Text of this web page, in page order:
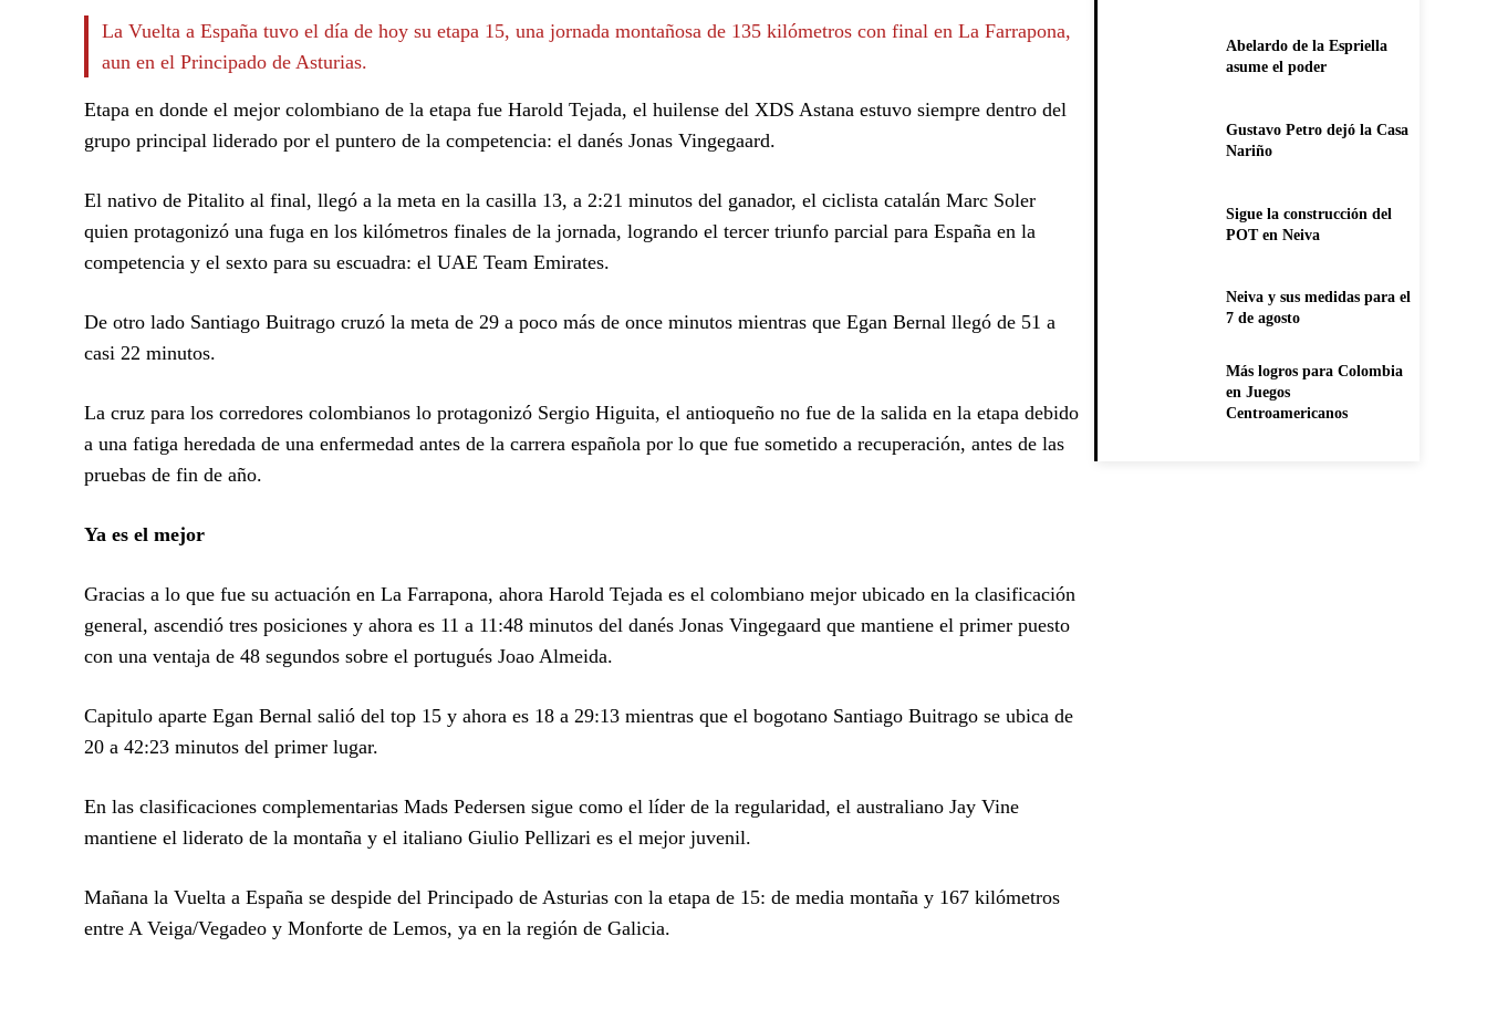
La Vuelta a España tuvo el día de hoy su etapa 15, una jornada montañosa de 135 kilómetros con final en La Farrapona,
aun en el Principado de Asturias.
Etapa en donde el mejor colombiano de la etapa fue Harold Tejada, el huilense del XDS Astana estuvo siempre dentro del
grupo principal liderado por el puntero de la competencia: el danés Jonas Vingegaard.
El nativo de Pitalito al final, llegó a la meta en la casilla 13, a 2:21 minutos del ganador, el ciclista catalán Marc Soler
quien protagonizó una fuga en los kilómetros finales de la jornada, logrando el tercer triunfo parcial para España en la
competencia y el sexto para su escuadra: el UAE Team Emirates.
De otro lado Santiago Buitrago cruzó la meta de 29 a poco más de once minutos mientras que Egan Bernal llegó de 51 a
casi 22 minutos.
La cruz para los corredores colombianos lo protagonizó Sergio Higuita, el antioqueño no fue de la salida en la etapa debido
a una fatiga heredada de una enfermedad antes de la carrera española por lo que fue sometido a recuperación, antes de las
pruebas de fin de año.
Ya es el mejor
Gracias a lo que fue su actuación en La Farrapona, ahora Harold Tejada es el colombiano mejor ubicado en la clasificación
general, ascendió tres posiciones y ahora es 11 a 11:48 minutos del danés Jonas Vingegaard que mantiene el primer puesto
con una ventaja de 48 segundos sobre el portugués Joao Almeida.
Capitulo aparte Egan Bernal salió del top 15 y ahora es 18 a 29:13 mientras que el bogotano Santiago Buitrago se ubica de
20 a 42:23 minutos del primer lugar.
En las clasificaciones complementarias Mads Pedersen sigue como el líder de la regularidad, el australiano Jay Vine
mantiene el liderato de la montaña y el italiano Giulio Pellizari es el mejor juvenil.
Mañana la Vuelta a España se despide del Principado de Asturias con la etapa de 15: de media montaña y 167 kilómetros
entre A Veiga/Vegadeo y Monforte de Lemos, ya en la región de Galicia.
Abelardo de la Espriella
asume el poder
Gustavo Petro dejó la Casa
Nariño
Sigue la construcción del
POT en Neiva
Neiva y sus medidas para el
7 de agosto
Más logros para Colombia
en Juegos
Centroamericanos